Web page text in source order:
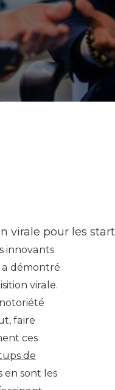
virale pour les
innovants
démontré
virale.
faire
ces
de
en sont les